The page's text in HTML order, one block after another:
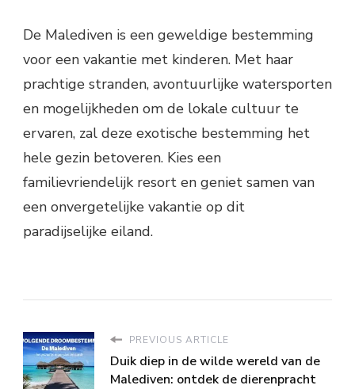
De Malediven is een geweldige bestemming
voor een vakantie met kinderen. Met haar
prachtige stranden, avontuurlijke watersporten
en mogelijkheden om de lokale cultuur te
ervaren, zal deze exotische bestemming het
hele gezin betoveren. Kies een
familievriendelijk resort en geniet samen van
een onvergetelijke vakantie op dit
paradijselijke eiland.
PREVIOUS ARTICLE
Duik diep in de wilde wereld van de
Malediven: ontdek de dierenpracht